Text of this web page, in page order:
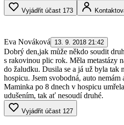
Vyjádřit účast 173
Eva Nováková 13. 9. 2018 21:42
Dobrý den,jak může někdo soudit
s rakovinou plic rok. Měla metastázy
do žaludku. Dusila se a já už byla tak
hospicu. Jsem svobodná, auto
Maminka po 8 dnech v hospicu
udušením, tak ať nesoudí druhé.
Vyjádřit účast 127